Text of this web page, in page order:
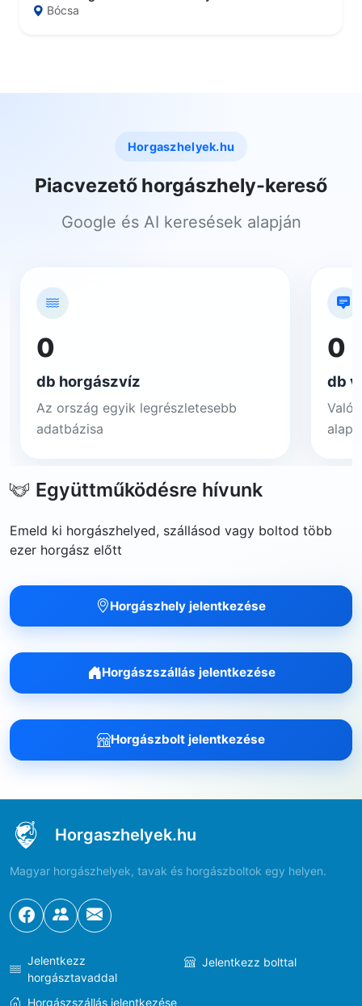
Bócsa
Horgaszhelyek.hu
Piacvezető horgászhely-kereső
Google és AI keresések alapján
0
db horgászvíz
Az ország egyik legrészletesebb
adatbázisa
0
db
Együttműködésre hívunk
Emeld ki horgászhelyed, szállásod vagy boltod több
ezer horgász előtt
Horgászhely jelentkezése
Horgászszállás jelentkezése
Horgászbolt jelentkezése
Horgaszhelyek.hu
Magyar horgászhelyek, tavak és horgászboltok egy helyen.
Jelentkezz
horgásztavaddal
Jelentkezz bolttal
Horgászszállás jelentkezése